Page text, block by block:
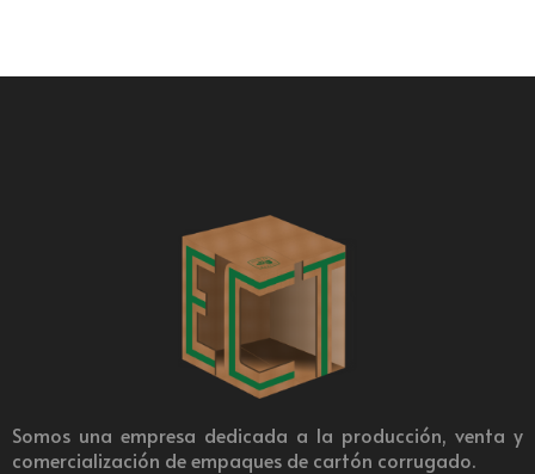
Somos una empresa dedicada a la producción, venta y
comercialización de empaques de cartón corrugado.